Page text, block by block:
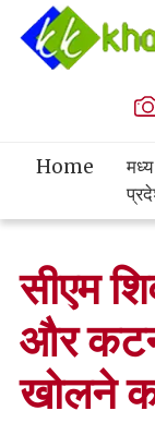
Home
मध्य
सीएम
और
खोलने